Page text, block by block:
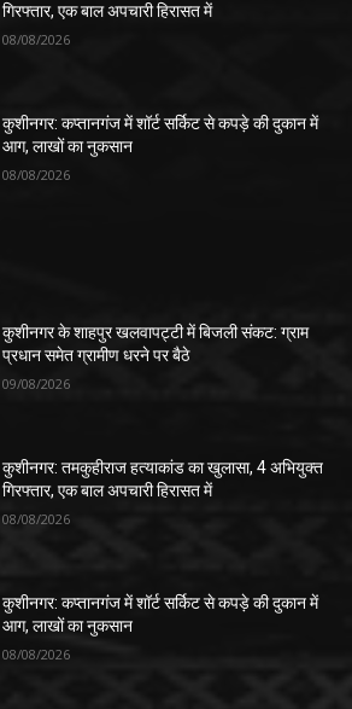
गिरफ्तार, एक बाल अपचारी हिरासत में
08/08/2026
कुशीनगर: कप्तानगंज में शॉर्ट सर्किट से कपड़े की दुकान में
आग, लाखों का नुकसान
08/08/2026
कुशीनगर के शाहपुर खलवापट्टी में बिजली संकट: ग्राम
प्रधान समेत ग्रामीण धरने पर बैठे
09/08/2026
कुशीनगर: तमकुहीराज हत्याकांड का खुलासा, 4 अभियुक्त
गिरफ्तार, एक बाल अपचारी हिरासत में
08/08/2026
कुशीनगर: कप्तानगंज में शॉर्ट सर्किट से कपड़े की दुकान में
आग, लाखों का नुकसान
08/08/2026